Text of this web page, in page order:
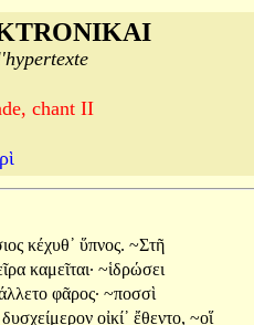
chant II
κέχυθ᾽ ὕπνος. ~Στῆ
καμεῖται· ~ἱδρώσει
φᾶρος· ~ποσσὶ
δυσχείμερον οἰκί᾽ ἔθεντο, ~οἵ